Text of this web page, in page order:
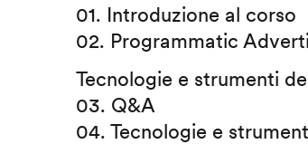
01. Introduzione al corso
02. Programmatic
Tecnologie e strumenti
03. Q&A
04. Tecnologie e